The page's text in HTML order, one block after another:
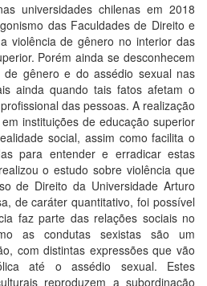
universidades chilenas em 2018
das Faculdades de Direito e
violência de gênero no interior das
Porém ainda se desconhecem
gênero e do assédio sexual nas
ainda quando tais fatos afetam o
das pessoas. A realização
instituições de educação superior
social, assim como facilita o
para entender e erradicar estas
o estudo sobre violência que
de Direito da Universidade Arturo
de caráter quantitativo, foi possível
faz parte das relações sociais no
as condutas sexistas são um
com distintas expressões que vão
até o assédio sexual. Estes
reproduzem a subordinação